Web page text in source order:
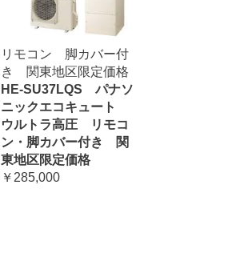
リモコン 脚カバー付
き 関東地区限定価格
HE-SU37LQS パナソ
ニックエコキュート
ウルトラ高圧 リモコ
ン・脚カバー付き 関
東地区限定価格
￥285,000